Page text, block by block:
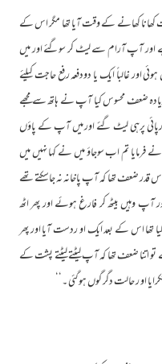
کھانا کھانے کے وقت آیا تھا مگر اس کے
آپ آرام سے لیٹ کر سوگئے اور میں
اور غالباً ایک یا دودفعہ رفع حاجت کیلئے
ضعف محسوس کیا آپ نے ہاتھ سے مجھے
پرہی لیٹ گئے اور میں آپ کے پاؤں
تم اب سوجاؤ میں نے کہا نہیں میں
ضعف تھا کہ آپ پاخانہ نہ جاسکتے تھے
وہیں بیٹھ کر فارغ ہوئے اور پھر اٹھ
تھا اس کے بعد ایک او ردست آیا اور پھر
ضعف تھا کہ آپ لیٹتے لیٹتے پشت کے
او ر حالت دگر گوں ہوگئی ۔‘‘